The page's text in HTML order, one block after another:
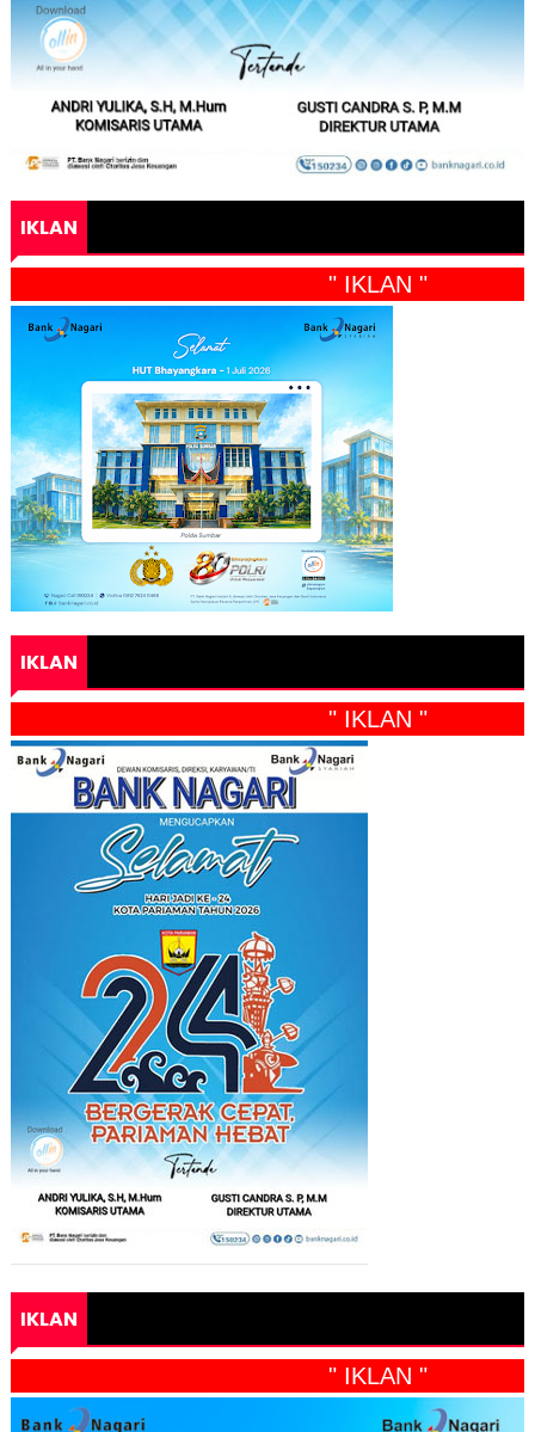
IKLAN
" IKLAN "
IKLAN
" IKLAN "
IKLAN
" IKLAN "